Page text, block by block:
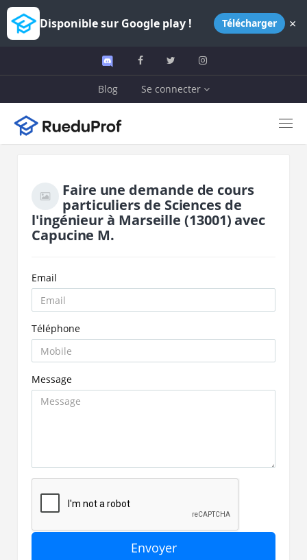
Disponible sur Google play ! Télécharger ×
Blog Se connecter
Faire une demande de cours
particuliers de Sciences de
l'ingénieurà Marseille(13001) avec
Capucine M.
Email
Téléphone
Message
Envoyer